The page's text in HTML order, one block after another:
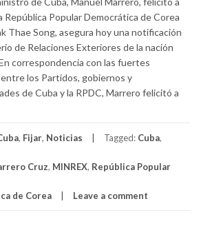
República Popular Democrática de Corea
Thae Song, asegura hoy una notificación
de Relaciones Exteriores de la nación
correspondencia con las fuertes
los Partidos, gobiernos y
de Cuba y la RPDC, Marrero felicitó a
, Fijar, Noticias Tagged: Cuba,
Cruz, MINREX, República Popular
de Corea Leave a comment